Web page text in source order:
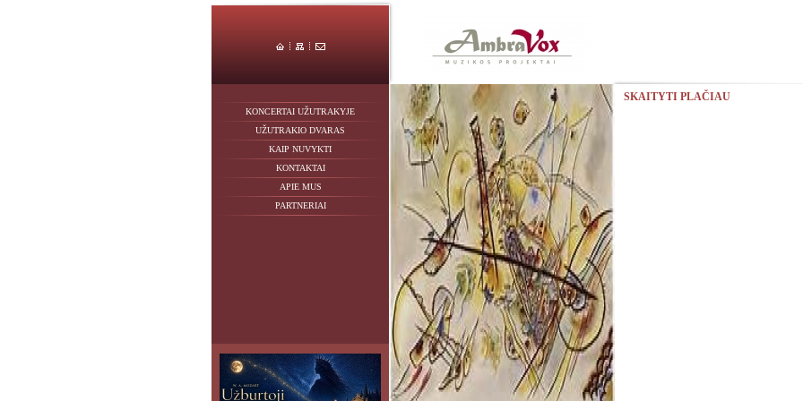
KONCERTAI UŽUTRAKYJE
UŽUTRAKIO DVARAS
KAIP NUVYKTI
KONTAKTAI
APIE MUS
PARTNERIAI
SKAITYTI PLAČIAU